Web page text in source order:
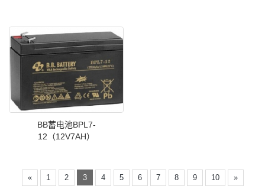
BB蓄电池BPL7-
12（12V7AH）
« 1 2 3 4 5 6 7 8 9 10 »